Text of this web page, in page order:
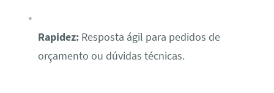
Rapidez:Resposta ágil para pedidos de
orçamento ou dúvidas técnicas.